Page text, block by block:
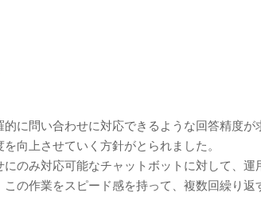
に問い合わせに対応できるような回答精度
向上させていく方針がとられました。
のみ対応可能なチャットボットに対して、
の作業をスピード感を持って、複数回繰り返